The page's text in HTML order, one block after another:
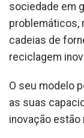
sociedade em
problemáticos,
cadeias de
reciclagem
O seu modelo
as suas
inovação estão